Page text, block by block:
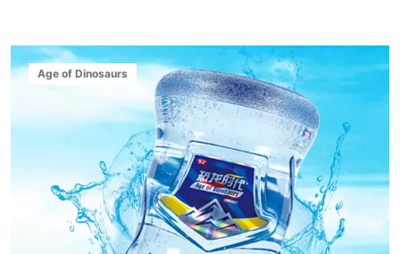
Age of Dinosaurs